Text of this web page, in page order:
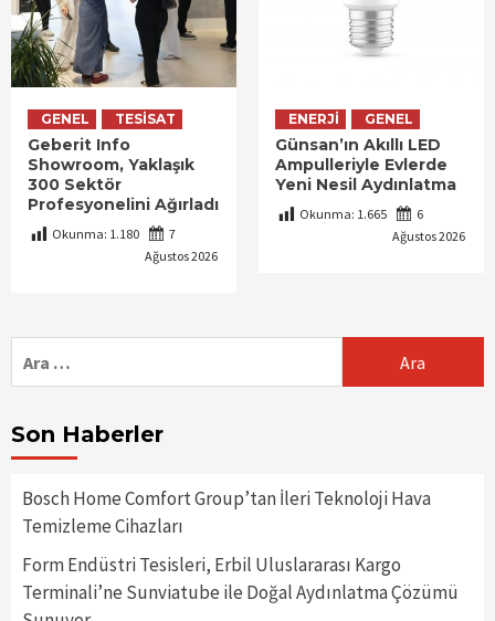
GENEL TESISAT
Geberit Info
Showroom, Yaklaşık
300 Sektör
Profesyonelini Ağırladı
Okunma: 1.180
7
Ağustos 2026
ENERJI GENEL
Günsan’ın Akıllı LED
Ampulleriyle Evlerde
Yeni Nesil Aydınlatma
Okunma: 1.665
6
Ağustos 2026
Son Haberler
Bosch Home Comfort Group’tan İleri Teknoloji Hava
Temizleme Cihazları
Form Endüstri Tesisleri, Erbil Uluslararası Kargo
Terminali’ne Sunviatube ile Doğal Aydınlatma Çözümü